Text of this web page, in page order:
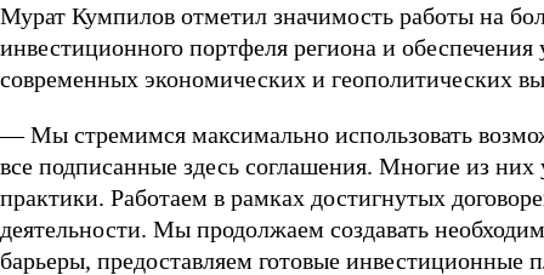
Мурат Кумпилов отметил значимость работы на
инвестиционного портфеля региона и обеспечения
современных экономических и геополитических
— Мы стремимся максимально использовать
все подписанные здесь соглашения. Многие из
практики. Работаем в рамках достигнутых
деятельности. Мы продолжаем создавать
барьеры, предоставляем готовые инвестиционные